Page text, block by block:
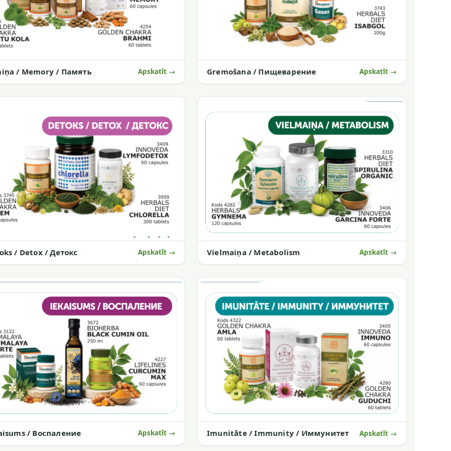
/ Memory / Память Apskatīt → Gremošana / Пищеварение Apskatīt →
/ Detox / Детокс Apskatīt → Vielmaiņa / Metabolism Apskatīt →
/ Воспаление Apskatīt → Imunitāte / Immunity / Иммунитет Apskatīt →